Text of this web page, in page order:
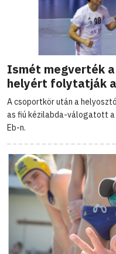
Ismét megverték
helyért folytatják
A csoportkör után a
as fiú kézilabda-válogatott
Eb-n.